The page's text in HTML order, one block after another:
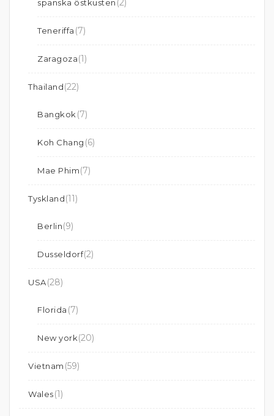
spanska östkusten (2)
Teneriffa (7)
Zaragoza(1)
Thailand(22)
Bangkok (7)
Koh Chang (6)
Mae Phim(7)
Tyskland(11)
Berlin(9)
Dusseldorf(2)
USA(28)
Florida (7)
New york(20)
Vietnam (59)
Wales(1)